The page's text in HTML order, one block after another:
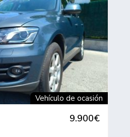
Vehículo de ocasión
9.900€